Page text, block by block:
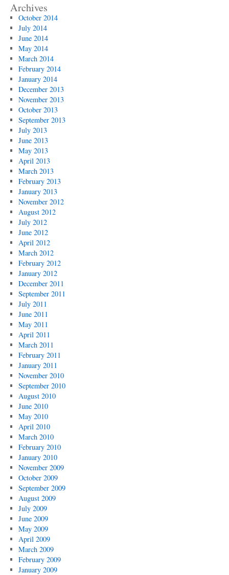
Archives
October 2014
July 2014
June 2014
May 2014
March 2014
February 2014
January 2014
December 2013
November 2013
October 2013
September 2013
July 2013
June 2013
May 2013
April 2013
March 2013
February 2013
January 2013
November 2012
August 2012
July 2012
June 2012
April 2012
March 2012
February 2012
January 2012
December 2011
September 2011
July 2011
June 2011
May 2011
April 2011
March 2011
February 2011
January 2011
November 2010
September 2010
August 2010
June 2010
May 2010
April 2010
March 2010
February 2010
January 2010
November 2009
October 2009
September 2009
August 2009
July 2009
June 2009
May 2009
April 2009
March 2009
February 2009
January 2009